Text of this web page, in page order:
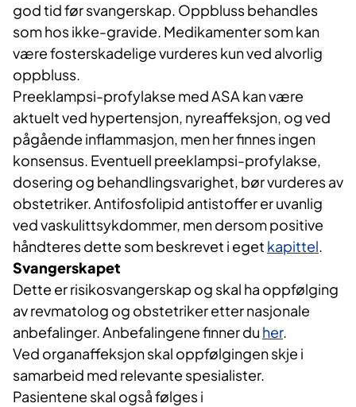
god tid før svangerskap. Oppbluss behandles
som hos ikke-gravide. Medikamenter som kan
være fosterskadelige vurderes kun ved alvorlig
oppbluss.
Preeklampsi-profylakse med ASA kan være
aktuelt ved hypertensjon, nyreaffeksjon, og ved
pågående inflammasjon, men her finnes ingen
konsensus. Eventuell preeklampsi-profylakse,
dosering og behandlingsvarighet, bør vurderes av
obstetriker. Antifosfolipid antistoffer er uvanlig
ved vaskulittsykdommer, men dersom positive
håndteres dette som beskrevet i eget kapittel.
Svangerskapet
Dette er risikosvangerskap og skal ha oppfølging
av revmatolog og obstetriker etter nasjonale
anbefalinger. Anbefalingene finner du her.
Ved organaffeksjon skal oppfølgingen skje i
samarbeid med relevante spesialister.
Pasientene skal også følges i